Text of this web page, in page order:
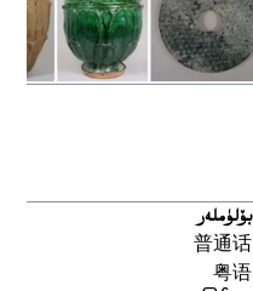
بۆلۈملەر
普通话
粤语